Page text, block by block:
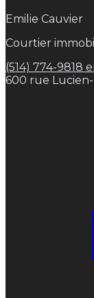
Emilie Cauvier
Courtier
(514) 774-9818
600 rue Lucien-